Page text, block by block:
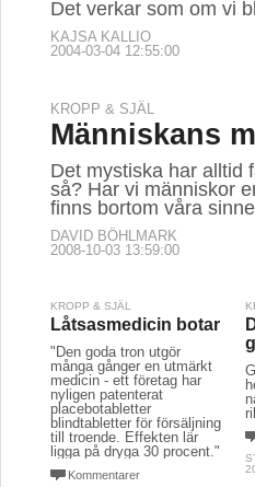
Det verkar som om vi
KAJSA KALLIO
2004-03-04 12:55:00
KROPP & SJÄL
Människans
Det mystiska har alltid
så? Har vi människor
finns bortom våra
DAVID BÖHLMARK
2008-10-03 13:59:00
KROPP & SJÄL
Låtsasmedicin botar
"Den goda tron utgör
många gånger en utmärkt
medicin - ett företag har
nyligen patenterat
placebotabletter
blindtabletter för försäljning
till troende. Effekten lär
ligga på dryga 30 procent."
Kommentarer